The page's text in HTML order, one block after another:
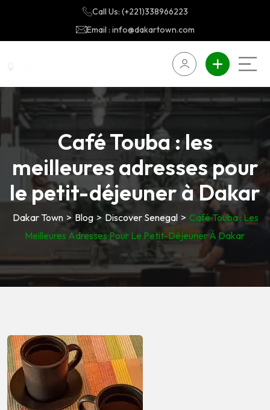
Call Us: (+221)338966223
Email : info@dakartown.com
Café Touba : les
meilleures adresses pour
le petit-déjeuner à Dakar
Dakar Town > Blog > Discover Senegal > Café Touba : Les
Meilleures Adresses Pour Le Petit-Déjeuner À Dakar